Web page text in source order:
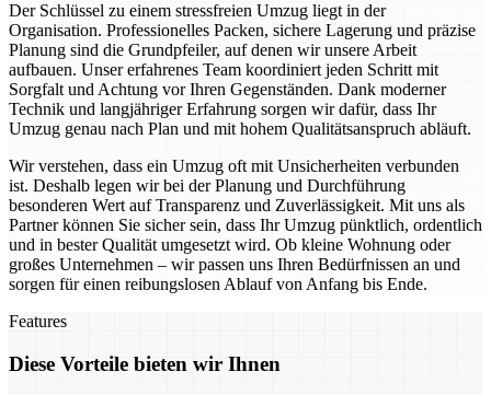
Der Schlüssel zu einem stressfreien Umzug liegt in der
Organisation. Professionelles Packen, sichere Lagerung und präzise
Planung sind die Grundpfeiler, auf denen wir unsere Arbeit
aufbauen. Unser erfahrenes Team koordiniert jeden Schritt mit
Sorgfalt und Achtung vor Ihren Gegenständen. Dank moderner
Technik und langjähriger Erfahrung sorgen wir dafür, dass Ihr
Umzug genau nach Plan und mit hohem Qualitätsanspruch abläuft.
Wir verstehen, dass ein Umzug oft mit Unsicherheiten verbunden
ist. Deshalb legen wir bei der Planung und Durchführung
besonderen Wert auf Transparenz und Zuverlässigkeit. Mit uns als
Partner können Sie sicher sein, dass Ihr Umzug pünktlich, ordentlich
und in bester Qualität umgesetzt wird. Ob kleine Wohnung oder
großes Unternehmen – wir passen uns Ihren Bedürfnissen an und
sorgen für einen reibungslosen Ablauf von Anfang bis Ende.
Features
Diese Vorteile bieten wir Ihnen